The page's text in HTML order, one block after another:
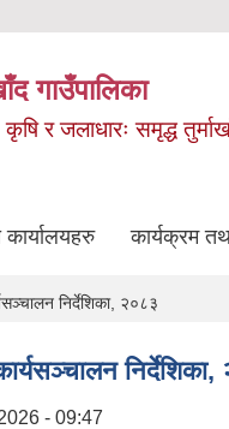
गाउँपालिका
कृषि र जलाधारः समृद्ध
कार्यालयहरु कार्यक्रम
निर्देशिका, २०८३
- 09:47